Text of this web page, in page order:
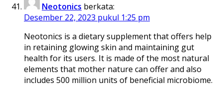
Neotonics berkata:
Desember 22, 2023 pukul 1:25 pm
Neotonics is a dietary supplement that offers help
in retaining glowing skin and maintaining gut
health for its users. It is made of the most natural
elements that mother nature can offer and also
includes 500 million units of beneficial microbiome.